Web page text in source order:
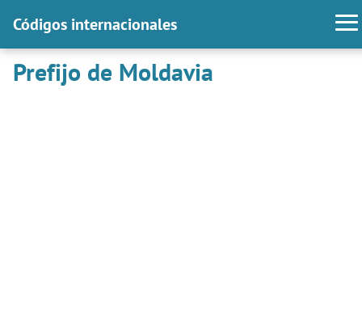
Códigos internacionales
Prefijo de Moldavia